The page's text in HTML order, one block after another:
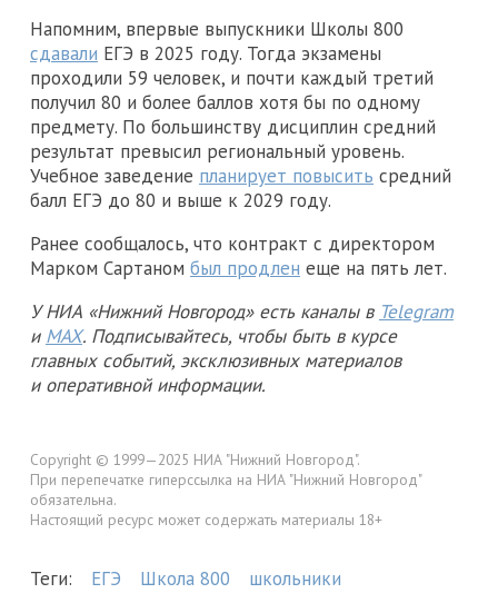
Напомним, впервые выпускники Школы 800
сдавали ЕГЭ в 2025 году. Тогда экзамены
проходили 59 человек, и почти каждый третий
получил 80 и более баллов хотя бы по одному
предмету. По большинству дисциплин средний
результат превысил региональный уровень.
Учебное заведение планирует повысить средний
балл ЕГЭ до 80 и выше к 2029 году.
Ранее сообщалось, что контракт с директором
Марком Сартаном был продлен еще на пять лет.
У НИА «Нижний Новгород» есть каналы в Telegram
и MAX. Подписывайтесь, чтобы быть в курсе
главных событий, эксклюзивных материалов
и оперативной информации.
Copyright © 1999—2025 НИА "Нижний Новгород".
При перепечатке гиперссылка на НИА "Нижний Новгород"
обязательна.
Настоящий ресурс может содержать материалы 18+
Теги: ЕГЭ Школа 800 школьники